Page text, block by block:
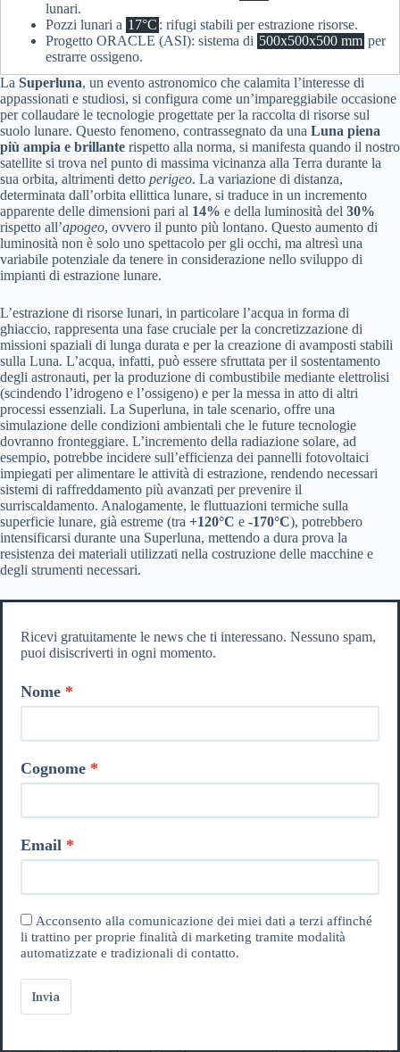
lunari.
Pozzi lunari a 17°C : rifugi stabili per estrazione risorse.
Progetto ORACLE (ASI): sistema di 500x500x500 mm per
estrarre ossigeno.
La Superluna, un evento astronomico che calamita l’interesse di
appassionati e studiosi, si configura come un’impareggiabile occasione
per collaudare le tecnologie progettate per la raccolta di risorse sul
suolo lunare. Questo fenomeno, contrassegnato da una Luna piena
più ampia e brillante rispetto alla norma, si manifesta quando il nostro
satellite si trova nel punto di massima vicinanza alla Terra durante la
sua orbita, altrimenti detto perigeo. La variazione di distanza,
determinata dall’orbita ellittica lunare, si traduce in un incremento
apparente delle dimensioni pari al 14% e della luminosità del 30%
rispetto all’apogeo, ovvero il punto più lontano. Questo aumento di
luminosità non è solo uno spettacolo per gli occhi, ma altresì una
variabile potenziale da tenere in considerazione nello sviluppo di
impianti di estrazione lunare.
L’estrazione di risorse lunari, in particolare l’acqua in forma di
ghiaccio, rappresenta una fase cruciale per la concretizzazione di
missioni spaziali di lunga durata e per la creazione di avamposti stabili
sulla Luna. L’acqua, infatti, può essere sfruttata per il sostentamento
degli astronauti, per la produzione di combustibile mediante elettrolisi
(scindendo l’idrogeno e l’ossigeno) e per la messa in atto di altri
processi essenziali. La Superluna, in tale scenario, offre una
simulazione delle condizioni ambientali che le future tecnologie
dovranno fronteggiare. L’incremento della radiazione solare, ad
esempio, potrebbe incidere sull’efficienza dei pannelli fotovoltaici
impiegati per alimentare le attività di estrazione, rendendo necessari
sistemi di raffreddamento più avanzati per prevenire il
surriscaldamento. Analogamente, le fluttuazioni termiche sulla
superficie lunare, già estreme (tra +120°C e -170°C), potrebbero
intensificarsi durante una Superluna, mettendo a dura prova la
resistenza dei materiali utilizzati nella costruzione delle macchine e
degli strumenti necessari.
Ricevi gratuitamente le news che ti interessano. Nessuno spam,
puoi disiscriverti in ogni momento.
Nome
Cognome
Email
Acconsento alla comunicazione dei miei dati a terzi affinché
li trattino per proprie finalità di marketing tramite modalità
automatizzate e tradizionali di contatto.
Invia